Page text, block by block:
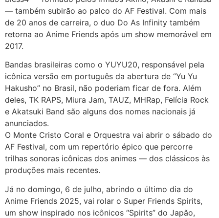
— também subirão ao palco do AF Festival. Com mais
de 20 anos de carreira, o duo Do As Infinity também
retorna ao Anime Friends após um show memorável em
2017.
Bandas brasileiras como o YUYU20, responsável pela
icônica versão em português da abertura de “Yu Yu
Hakusho” no Brasil, não poderiam ficar de fora. Além
deles, TK RAPS, Miura Jam, TAUZ, MHRap, Felícia Rock
e Akatsuki Band são alguns dos nomes nacionais já
anunciados.
O Monte Cristo Coral e Orquestra vai abrir o sábado do
AF Festival, com um repertório épico que percorre
trilhas sonoras icônicas dos animes — dos clássicos às
produções mais recentes.
Já no domingo, 6 de julho, abrindo o último dia do
Anime Friends 2025, vai rolar o Super Friends Spirits,
um show inspirado nos icônicos “Spirits” do Japão,